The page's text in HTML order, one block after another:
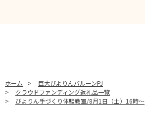
ホーム >
巨大ぴよりんバルーンPJ
>
クラウドファンディング返礼品一覧
>
ぴよりん手づくり体験教室/8月1日（土）16時～